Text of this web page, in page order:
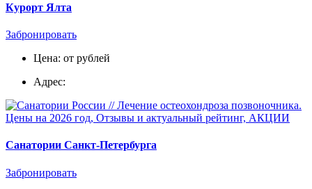
Курорт Ялта
Забронировать
Цена: от рублей
Адрес:
Санатории Санкт-Петербурга
Забронировать